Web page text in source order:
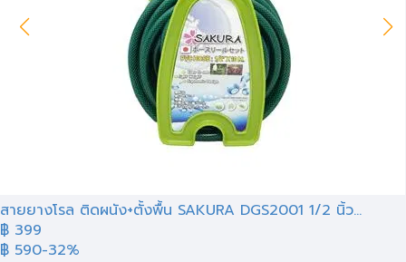
สายยางโรล ติดผนัง+ตั้งพื้น SAKURA DGS2001 1/2 นิ้ว...
฿ 399
฿ 590-32%